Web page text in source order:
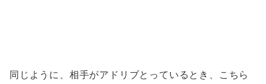
同じように、相手がアドリブとっているとき、こちら